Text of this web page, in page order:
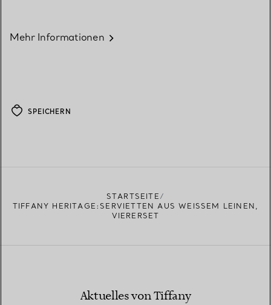
Mehr Informationen
SPEICHERN
STARTSEITE
TIFFANY HERITAGE:SERVIETTEN AUS WEISSEM LEINEN, V
IERERSET
Aktuelles von Tiffany